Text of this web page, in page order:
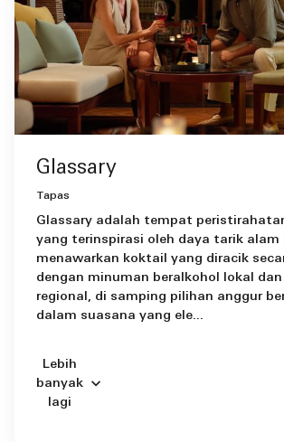
Glassary
Tapas
Glassary adalah tempat
yang terinspirasi oleh daya tarik alam
menawarkan koktail yang diracik
dengan minuman beralkohol lokal
regional, di samping pilihan anggur
dalam suasana yang ele...
Lebih
banyak
lagi